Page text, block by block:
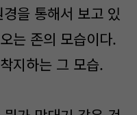
을 통해서 보고 있
는 존의 모습이다.
지하는 그 모습.